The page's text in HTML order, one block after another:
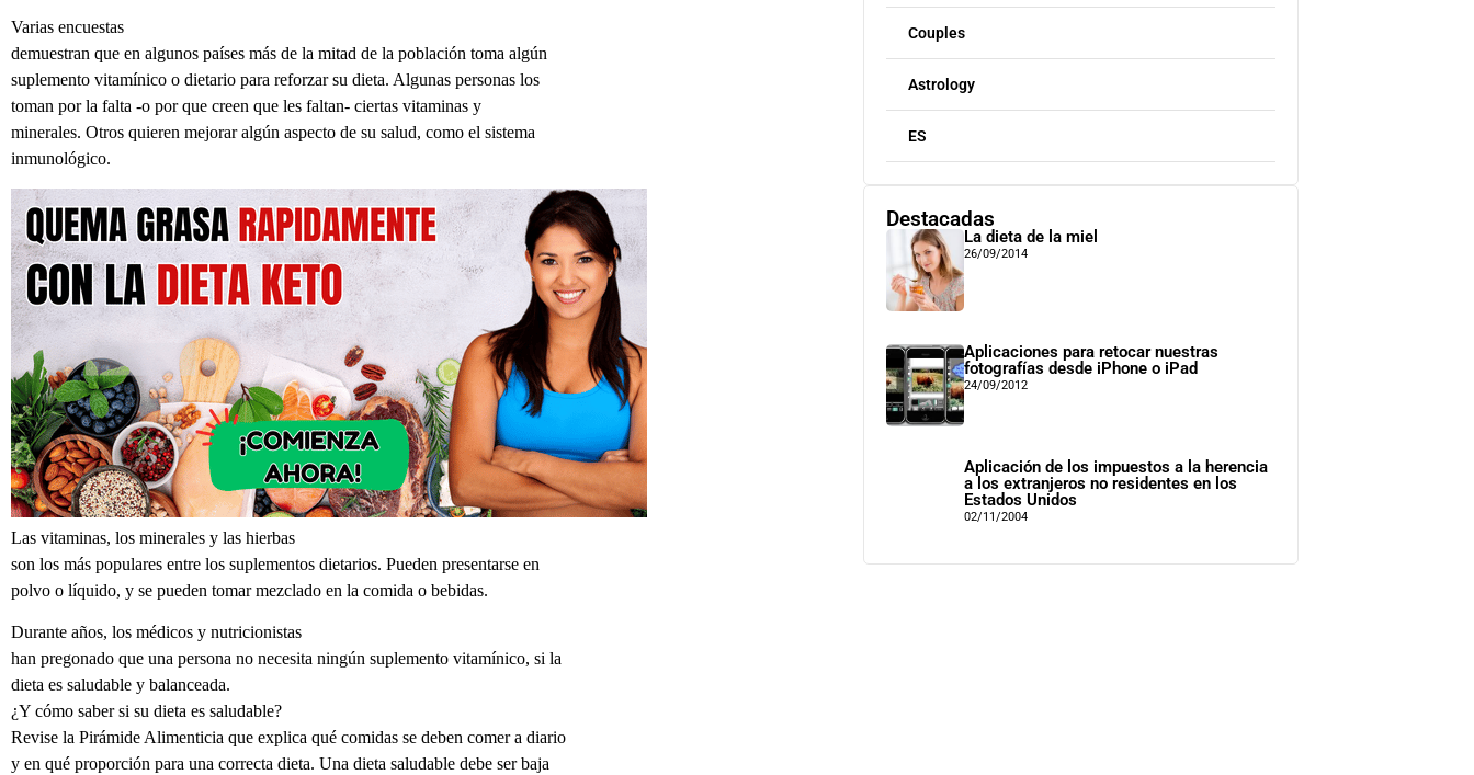
Varias encuestas
demuestran que en algunos países más de la mitad de la población toma algún
suplemento vitamínico o dietario para reforzar su dieta. Algunas personas los
toman por la falta -o por que creen que les faltan- ciertas vitaminas y
minerales. Otros quieren mejorar algún aspecto de su salud, como el sistema
inmunológico.
Las vitaminas, los minerales y las hierbas
son los más populares entre los suplementos dietarios. Pueden presentarse en
polvo o líquido, y se pueden tomar mezclado en la comida o bebidas.
Durante años, los médicos y nutricionistas
han pregonado que una persona no necesita ningún suplemento vitamínico, si la
dieta es saludable y balanceada.
¿Y cómo saber si su dieta es saludable?
Revise la Pirámide Alimenticia que explica qué comidas se deben comer a diario
y en qué proporción para una correcta dieta. Una dieta saludable debe ser baja
Couples
Astrology
ES
Destacadas
La dieta de la miel
26/09/2014
Aplicaciones para retocar nuestras
fotografías desde iPhone o iPad
24/09/2012
Aplicación de los impuestos a la herencia
a los extranjeros no residentes en los
Estados Unidos
02/11/2004